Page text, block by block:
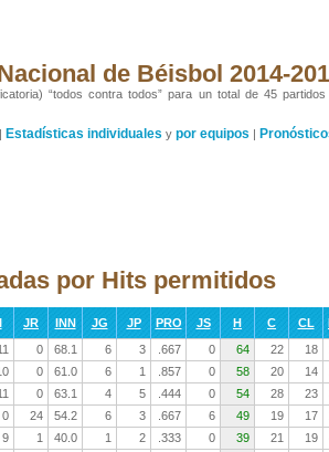
de Béisbol 2014-
“todos contra todos” para un total de 45
| Estadísticas individuales y por equipos |
por Hits permitidos
JR INN JG JP PRO JS H C CL
0 68.1 6 3 .667 0 64 22 18
0 61.0 6 1 .857 0 58 20 14
0 63.1 4 5 .444 0 54 28 23
0 24 54.2 6 3 .667 6 49 19 17
9 1 40.0 1 2 .333 0 39 21 19